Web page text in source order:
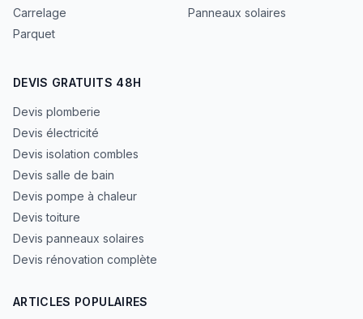
Carrelage
Parquet
Panneaux solaires
DEVIS GRATUITS 48H
Devis plomberie
Devis électricité
Devis isolation combles
Devis salle de bain
Devis pompe à chaleur
Devis toiture
Devis panneaux solaires
Devis rénovation complète
ARTICLES POPULAIRES